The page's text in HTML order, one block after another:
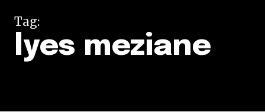
Tag:
lyes meziane